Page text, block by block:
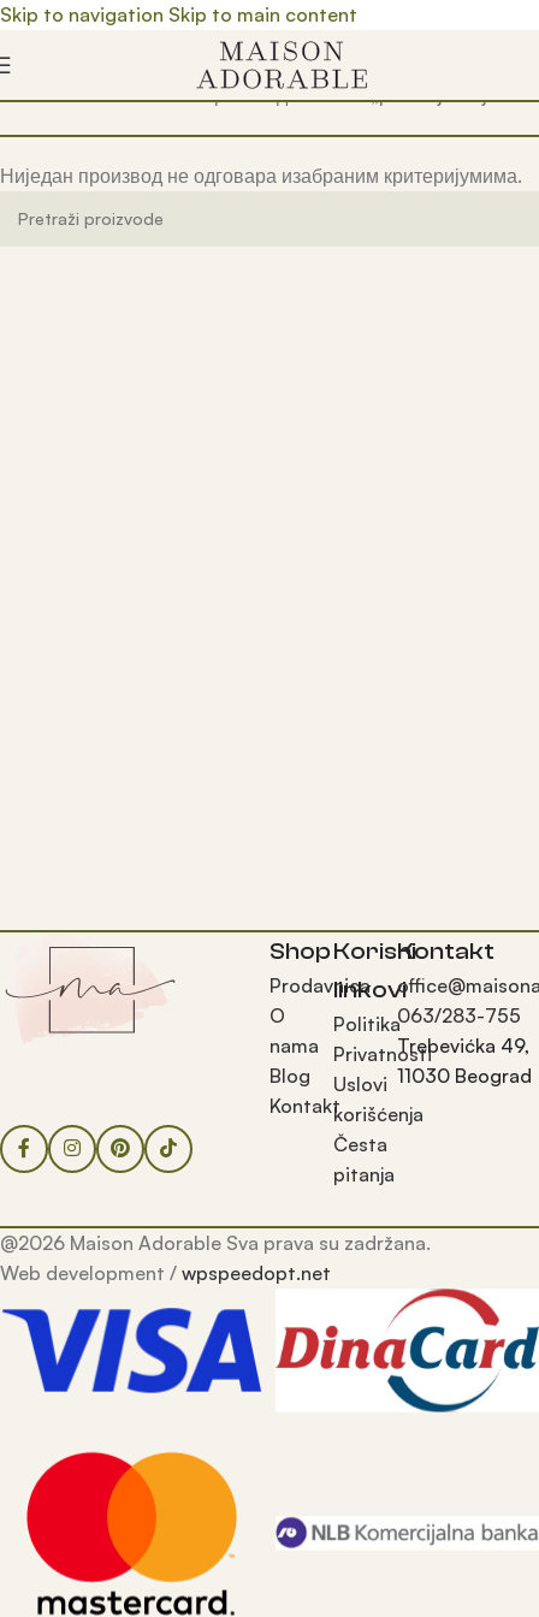
Skip to navigation Skip to main content
Почетна/ Prodavnica/ Производ oзначен „postolje za jelku“
Ниједан производ не одговара изабраним критеријумима.
Shop
Prodavnica
O
nama
Blog
Kontakt
Korisni
linkovi
Politika
Privatnosti
Uslovi
korišćenja
Česta
pitanja
Kontakt
063/283-755
Trebevićka 49,
11030 Beograd
@2026 Maison Adorable Sva prava su zadržana.
Web development / wpspeedopt.net